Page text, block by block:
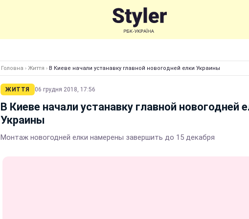
Головна › Життя › В Киеве начали устанавку главной новогодней елки Украины
ЖИТТЯ 06 грудня 2018, 17:56
В Киеве начали устанавку главной новогодней
Украины
Монтаж новогодней елки намерены завершить до 15 декабря